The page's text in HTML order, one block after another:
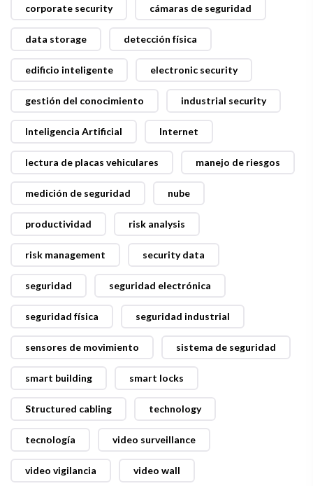
corporate security cámaras de seguridad
data storage detección física
edificio inteligente electronic security
gestión del conocimiento industrial security
Inteligencia Artificial Internet
lectura de placas vehiculares manejo de riesgos
medición de seguridad nube
productividad risk analysis
risk management security data
seguridad seguridad electrónica
seguridad física seguridad industrial
sensores de movimiento sistema de seguridad
smart building smart locks
Structured cabling technology
tecnología video surveillance
video vigilancia video wall